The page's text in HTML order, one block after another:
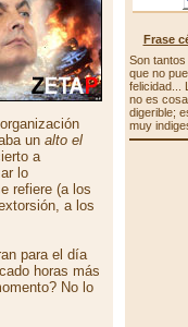
un alto el
a
lo
refiere (a los
a los
para el día
horas más
No lo
Frase
Son
que no
felicidad...
no es
digerible;
muy